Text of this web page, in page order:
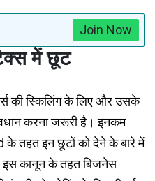
Join Now
में छूट
की स्किलिंग के लिए और उसके
करना जरूरी है। इनकम
तहत इन छूटों को देने के बारे में
इस कानून के तहत बिजनेस